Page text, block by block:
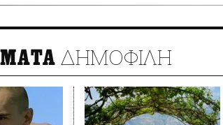
ΔΗΜΟΦΙΛΗ